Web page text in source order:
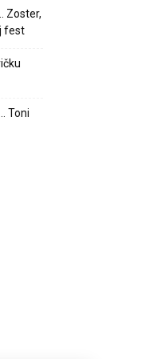
Zoster,
fest
Toni